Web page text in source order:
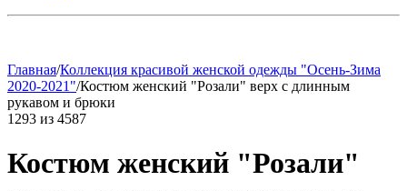
Главная/Коллекция красивой женской одежды "Осень-Зима
2020-2021"/Костюм женский "Розали" верх с длинным
рукавом и брюки
1293 из 4587
Костюм женский "Розали"